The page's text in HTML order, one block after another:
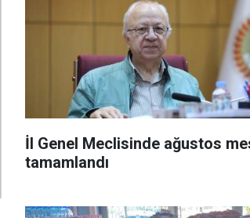
İl Genel Meclisinde ağustos
tamamlandı